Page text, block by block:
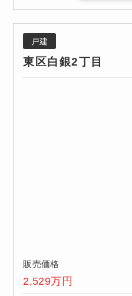
戸建
東区白銀2丁目
販売価格
2,529万円